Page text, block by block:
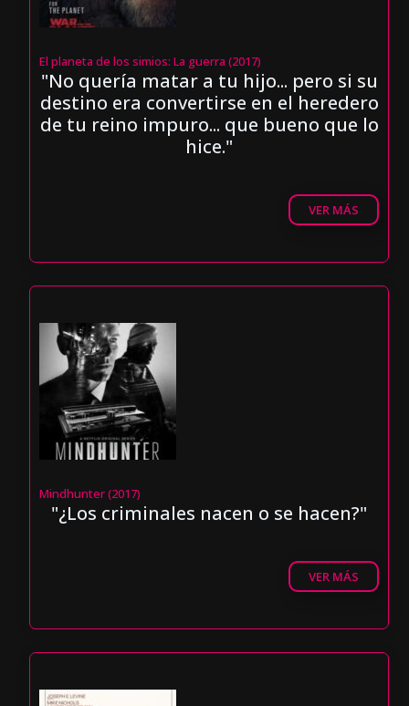
El planeta de los simios: La guerra (2017)
"No quería matar a tu hijo... pero si su
destino era convertirse en el heredero
de tu reino impuro... que bueno que lo
hice."
VER MÁS
Mindhunter (2017)
"¿Los criminales nacen o se hacen?"
VER MÁS